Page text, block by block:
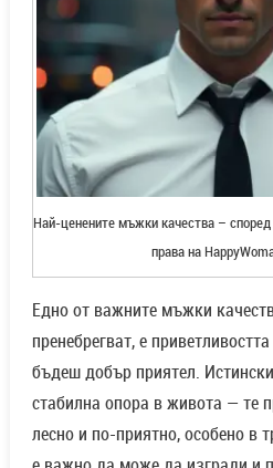
Най-ценените мъжки качества –
права на
Едно от важните мъжки
пренебрегват, е
бъдеш добър приятел.
стабилна опора в живота — те
лесно и по-приятно, особено в